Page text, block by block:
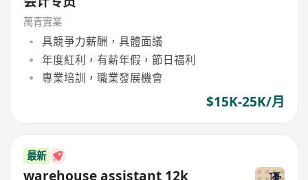
萬青實業
具競爭力薪酬，具體面議
年度紅利，有薪年假，節日福利
專業培訓，職業發展機會
$15K-25K/月
最新
warehouse assistant 12k